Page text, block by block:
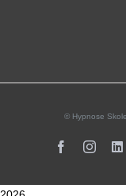
© Hypnose
Facebook